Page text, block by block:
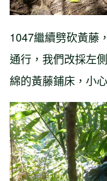
1047繼續劈砍黃藤
通行，我們改採左
綿的黃藤鋪床，小